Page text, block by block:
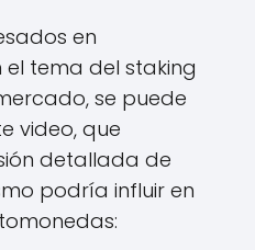
en
tema del staking
se puede
video, que
detallada de
podría influir en